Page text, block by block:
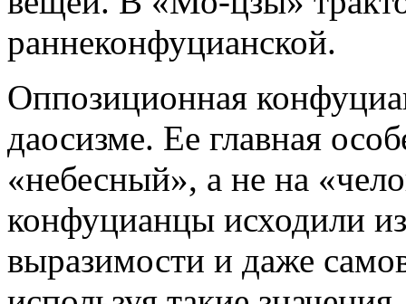
раннеконфуцианской.
Оппозиционная
даосизме. Ее главная
«небесный», а не на
конфуцианцы исходили
выразимости и даже